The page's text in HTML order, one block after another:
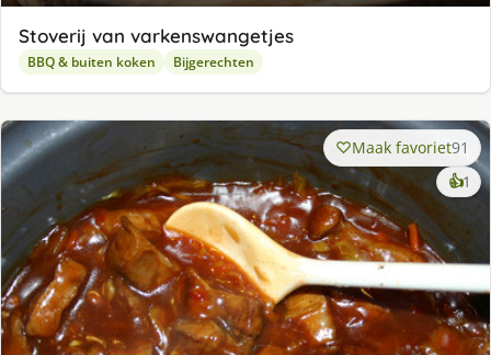
Stoverij van varkenswangetjes
BBQ & buiten koken Bijgerechten
Maak favoriet91
👍1